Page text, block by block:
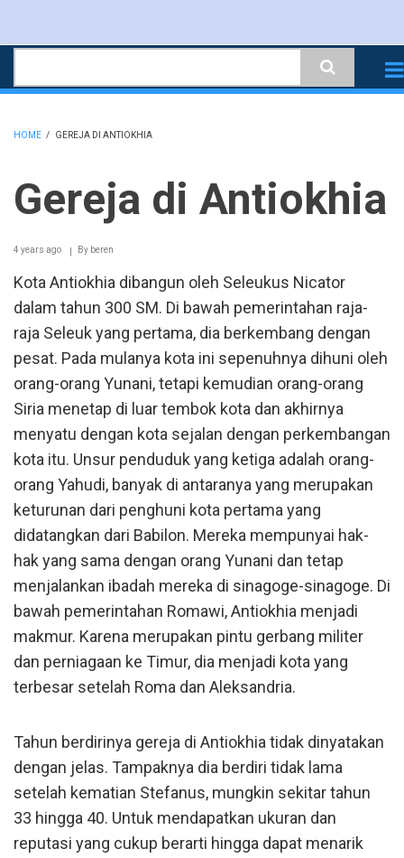
content
HOME / GEREJA DI ANTIOKHIA
Gereja di Antiokhia
4 years ago By beren
Kota Antiokhia dibangun oleh Seleukus Nicator
dalam tahun 300 SM. Di bawah pemerintahan raja-
raja Seleuk yang pertama, dia berkembang dengan
pesat. Pada mulanya kota ini sepenuhnya dihuni oleh
orang-orang Yunani, tetapi kemudian orang-orang
Siria menetap di luar tembok kota dan akhirnya
menyatu dengan kota sejalan dengan perkembangan
kota itu. Unsur penduduk yang ketiga adalah orang-
orang Yahudi, banyak di antaranya yang merupakan
keturunan dari penghuni kota pertama yang
didatangkan dari Babilon. Mereka mempunyai hak-
hak yang sama dengan orang Yunani dan tetap
menjalankan ibadah mereka di sinagoge-sinagoge. Di
bawah pemerintahan Romawi, Antiokhia menjadi
makmur. Karena merupakan pintu gerbang militer
dan perniagaan ke Timur, dia menjadi kota yang
terbesar setelah Roma dan Aleksandria.
Tahun berdirinya gereja di Antiokhia tidak dinyatakan
dengan jelas. Tampaknya dia berdiri tidak lama
setelah kematian Stefanus, mungkin sekitar tahun
33 hingga 40. Untuk mendapatkan ukuran dan
reputasi yang cukup berarti hingga dapat menarik